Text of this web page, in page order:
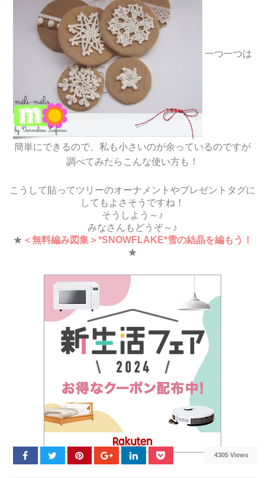
一つ一つは
簡単にできるので、私も小さいのが余っているのですが
調べてみたらこんな使い方も！
こうして貼ってツリーのオーナメントやプレゼントタグに
してもよさそうですね！
そうしよう～♪
みなさんもどうぞ～♪
★ ＜無料編み図集＞*SNOWFLAKE*雪の結晶を編もう！
★
4305 Views